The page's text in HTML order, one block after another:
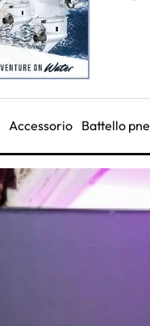
Accessorio Battello